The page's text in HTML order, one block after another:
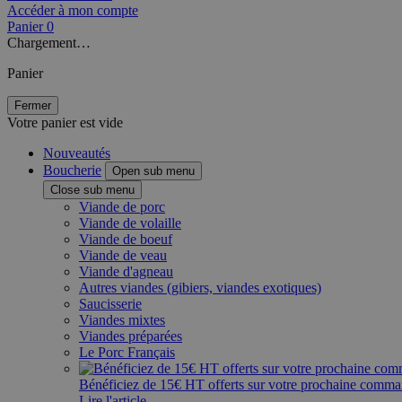
Accéder à mon compte
Panier 0
Chargement…
Panier
Fermer
Votre panier est vide
Nouveautés
Boucherie
Open sub menu
Close sub menu
Viande de porc
Viande de volaille
Viande de boeuf
Viande de veau
Viande d'agneau
Autres viandes (gibiers, viandes exotiques)
Saucisserie
Viandes mixtes
Viandes préparées
Le Porc Français
Bénéficiez de 15€ HT offerts sur votre prochaine